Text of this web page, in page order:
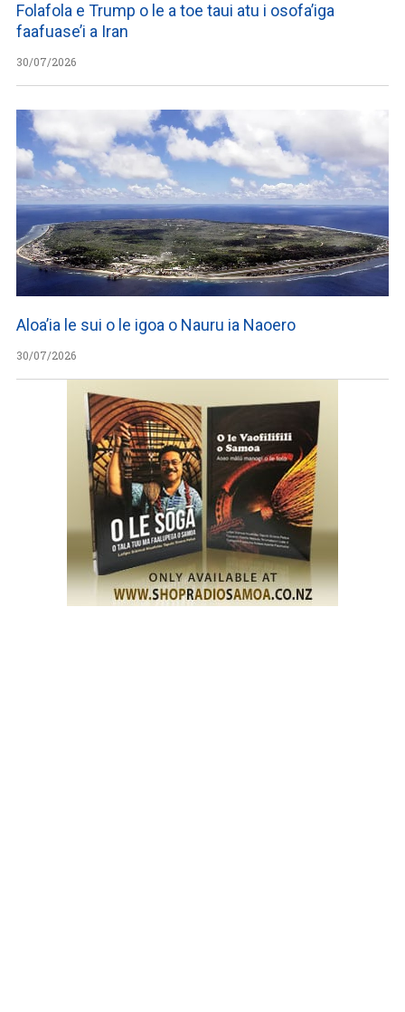
Folafola e Trump o le a toe taui atu i osofa’iga
faafuase’i a Iran
30/07/2026
Aloa’ia le sui o le igoa o Nauru ia Naoero
30/07/2026